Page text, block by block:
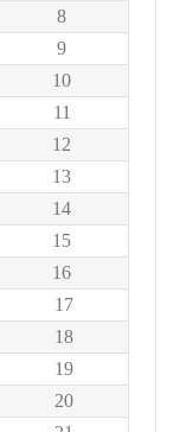
8
9
10
11
12
13
14
15
16
17
18
19
20